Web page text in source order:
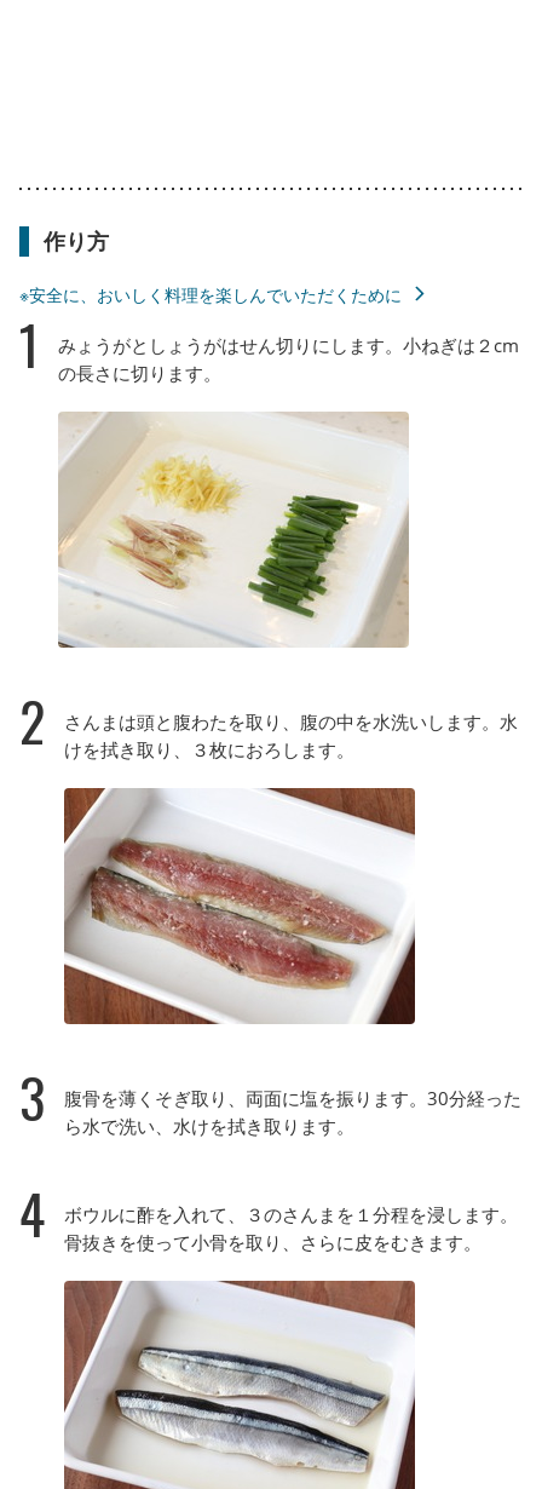
作り方
※安全に、おいしく料理を楽しんでいただくために
1
みょうがとしょうがはせん切りにします。小ねぎは２cm
の長さに切ります。
2
さんまは頭と腹わたを取り、腹の中を水洗いします。水
けを拭き取り、３枚におろします。
3
腹骨を薄くそぎ取り、両面に塩を振ります。30分経った
ら水で洗い、水けを拭き取ります。
4
ボウルに酢を入れて、３のさんまを１分程を浸します。
骨抜きを使って小骨を取り、さらに皮をむきます。